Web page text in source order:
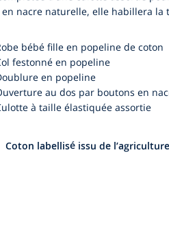
nacre naturelle, elle habillera la
bébé fille en popeline de coton
festonné en popeline
en popeline
au dos par boutons en
à taille élastiquée assortie
Coton labellisé issu de